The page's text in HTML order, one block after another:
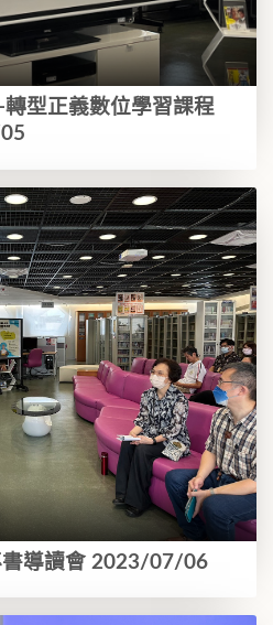
型正義數位學習課程
導讀會 2023/07/06